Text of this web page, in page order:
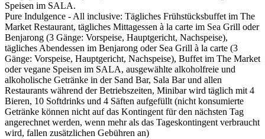
Speisen im SALA.
Pure Indulgence - All inclusive: Tägliches Frühstücksbuffet im The
Market Restaurant, tägliches Mittagessen à la carte im Sea Grill oder
Benjarong (3 Gänge: Vorspeise, Hauptgericht, Nachspeise),
tägliches Abendessen im Benjarong oder Sea Grill à la carte (3
Gänge: Vorspeise, Hauptgericht, Nachspeise), Buffet im The Market
oder vegane Speisen im SALA, ausgewählte alkoholfreie und
alkoholische Getränke in der Sand Bar, Sala Bar und allen
Restaurants während der Betriebszeiten, Minibar wird täglich mit 4
Bieren, 10 Softdrinks und 4 Säften aufgefüllt (nicht konsumierte
Getränke können nicht auf das Kontingent für den nächsten Tag
angerechnet werden, wenn mehr als das Tageskontingent verbraucht
wird, fallen zusätzlichen Gebühren an)